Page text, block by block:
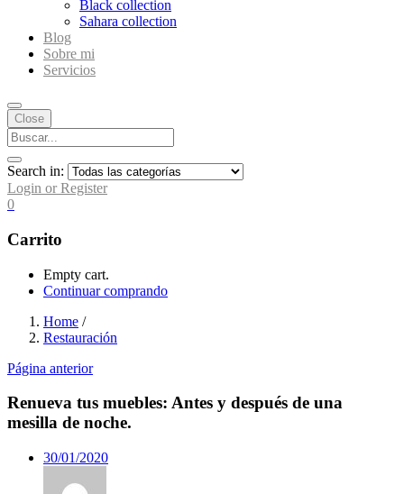
Black collection
Sahara collection
Blog
Sobre mi
Servicios
Close
Search in:
Login or Register
0
Carrito
Empty cart.
Continuar comprando
Home /
Restauración
Página anterior
Renueva tus muebles: Antes y después de una
mesilla de noche.
30/01/2020